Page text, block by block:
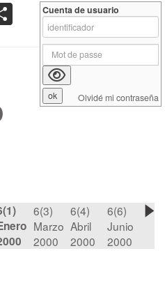
6(3)
Marzo
2000
6(4)
Abril
2000
6(6)
Junio
2000
Cuenta de usuario
Olvidé mi contraseña